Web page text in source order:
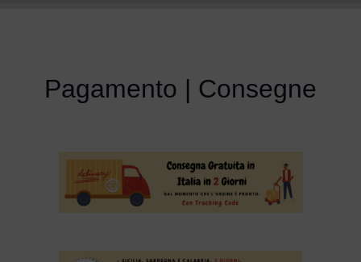
Pagamento | Consegne